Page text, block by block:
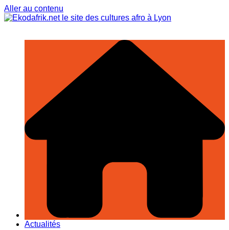
Aller au contenu
Actualités